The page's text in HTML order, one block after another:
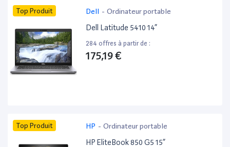
Top Produit Dell - Ordinateur portable
Dell Latitude 5410 14”
284 offres à partir de :
175,19 €
Top Produit HP - Ordinateur portable
HP EliteBook 850 G5 15”